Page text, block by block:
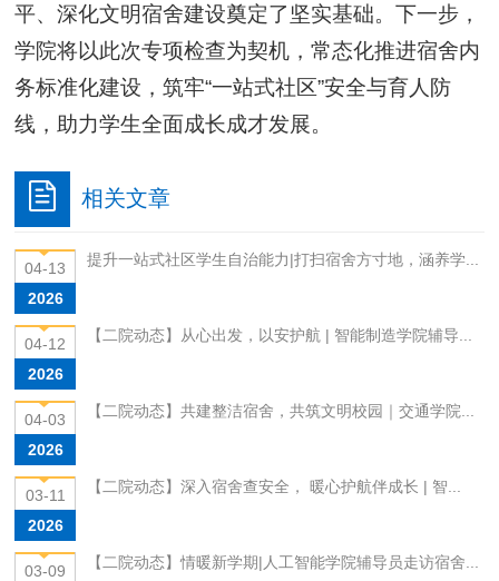
平、深化文明宿舍建设奠定了坚实基础。下一步，
学院将以此次专项检查为契机，常态化推进宿舍内
务标准化建设，筑牢“一站式社区”安全与育人防
线，助力学生全面成长成才发展。
相关文章
04-13
2026
提升一站式社区学生自治能力|打扫宿舍方寸地，涵养学...
04-12
2026
【二院动态】从心出发，以安护航 | 智能制造学院辅导...
04-03
2026
【二院动态】共建整洁宿舍，共筑文明校园｜交通学院...
03-11
2026
【二院动态】深入宿舍查安全， 暖心护航伴成长 | 智...
03-09
【二院动态】情暖新学期|人工智能学院辅导员走访宿舍...